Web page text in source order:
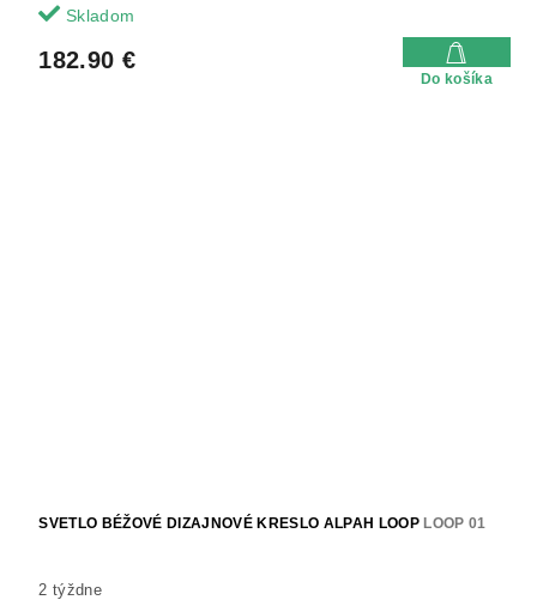
Skladom
182.90 €
Do košíka
SVETLO BÉŽOVÉ DIZAJNOVÉ KRESLO ALPAH LOOP LOOP 01
2 týždne